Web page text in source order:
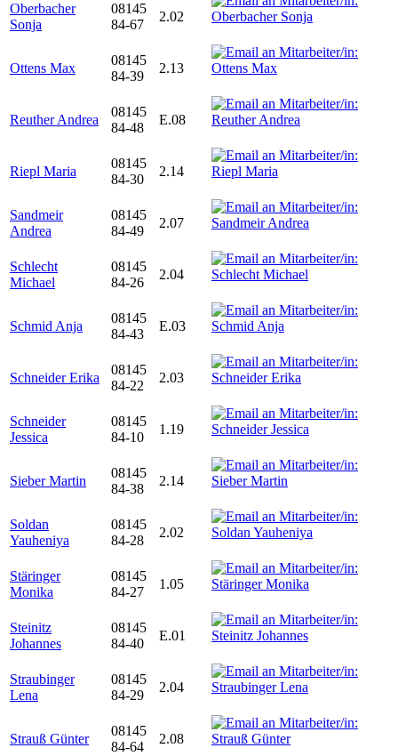
Oberbacher
Sonja
08145
84-67
2.02
Ottens Max
08145
84-39
2.13
Reuther Andrea
08145
84-48
E.08
Riepl Maria
08145
84-30
2.14
Sandmeir
Andrea
08145
84-49
2.07
Schlecht
Michael
08145
84-26
2.04
Schmid Anja
08145
84-43
E.03
Schneider Erika
08145
84-22
2.03
Schneider
Jessica
08145
84-10
1.19
Sieber Martin
08145
84-38
2.14
Soldan
Yauheniya
08145
84-28
2.02
Stäringer
Monika
08145
84-27
1.05
Steinitz
Johannes
08145
84-40
E.01
Straubinger
Lena
08145
84-29
2.04
Strauß Günter
08145
84-64
2.08